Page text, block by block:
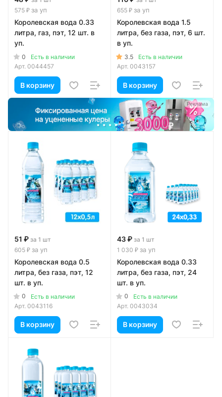
575 ₽ за уп
Королевская вода 0.33
литра, газ, пэт, 12 шт. в
уп.
0
Есть в наличии
Арт. 0044457
В корзину
Реклама
655 ₽ за уп
Королевская вода 1.5
литра, без газа, пэт, 6 шт.
в уп.
3.5
Есть в наличии
Арт. 0043157
В корзину
51 ₽ за 1 шт
605 ₽ за уп
Королевская вода 0.5
литра, без газа, пэт, 12
шт. в уп.
0
Есть в наличии
Арт. 0043116
В корзину
43 ₽ за 1 шт
1 030 ₽ за уп
Королевская вода 0.33
литра, без газа, пэт, 24
шт. в уп.
0
Есть в наличии
Арт. 0043034
В корзину